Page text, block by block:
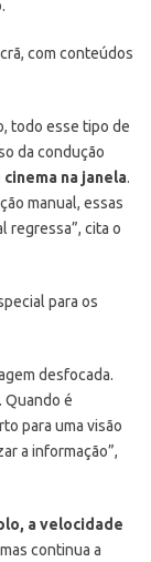
com conteúdos
todo esse tipo de
da condução
cinema na janela.
manual, essas
regressa”, cita o
para os
desfocada.
Quando é
para uma visão
a informação”,
a velocidade
continua a